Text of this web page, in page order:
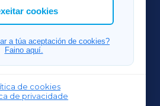
cookies
a túa aceptación de cookies?
Faino aquí.
de cookies
de privacidade
ACORUÑAXA
FERROLXA
OURENSEXA